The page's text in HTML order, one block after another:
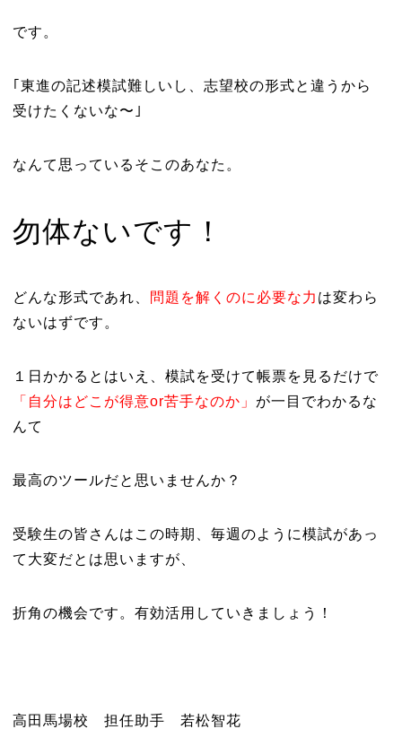
です。
｢東進の記述模試難しいし、志望校の形式と違うから
受けたくないな〜｣
なんて思っているそこのあなた。
勿体ないです！
どんな形式であれ、 問題を解くのに必要な力 は変わら
ないはずです。
１日かかるとはいえ、模試を受けて帳票を見るだけで
「自分はどこが得意or苦手なのか」 が一目でわかるな
んて
最高のツールだと思いませんか？
受験生の皆さんはこの時期、毎週のように模試があっ
て大変だとは思いますが、
折角の機会です。有効活用していきましょう！
高田馬場校 担任助手 若松智花